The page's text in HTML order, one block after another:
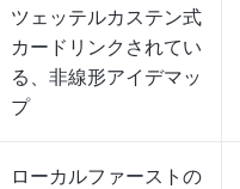
ツェッテルカステン式
カードリンクされてい
る、非線形アイデマッ
プ
ローカルファーストの